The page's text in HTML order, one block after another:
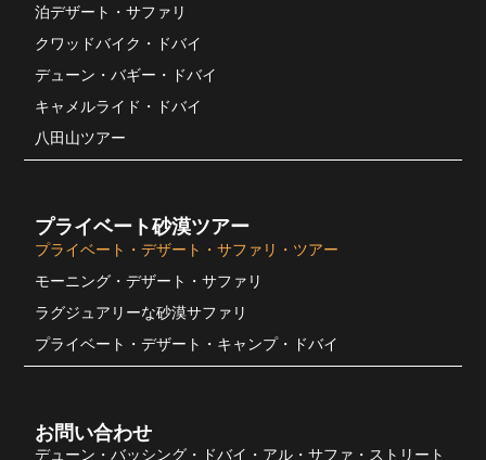
泊デザート・サファリ
クワッドバイク・ドバイ
デューン・バギー・ドバイ
キャメルライド・ドバイ
八田山ツアー
プライベート砂漠ツアー
プライベート・デザート・サファリ・ツアー
モーニング・デザート・サファリ
ラグジュアリーな砂漠サファリ
プライベート・デザート・キャンプ・ドバイ
お問い合わせ
デューン・バッシング・ドバイ・アル・サファ・ストリート